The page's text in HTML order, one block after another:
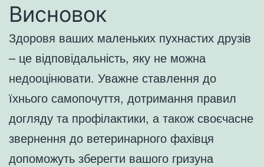
Висновок
Здоровя ваших маленьких пухнастих друзів
– це відповідальність, яку не можна
недооцінювати. Уважне ставлення до
їхнього самопочуття, дотримання правил
догляду та профілактики, а також своєчасне
звернення до ветеринарного фахівця
допоможуть зберегти вашого гризуна